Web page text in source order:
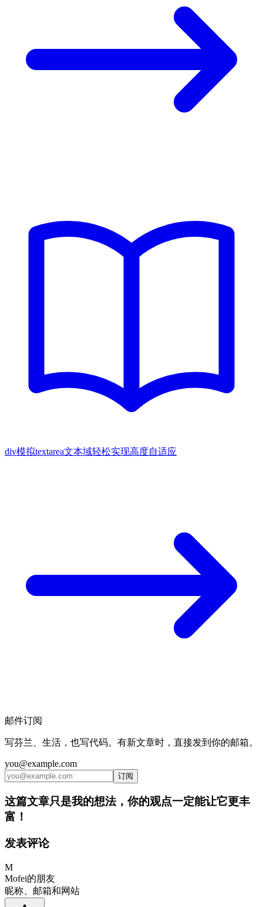
div模拟textarea文本域轻松实现高度自适应
邮件订阅
写芬兰、生活，也写代码。有新文章时，直接发到你的邮箱。
you@example.com
订阅
这篇文章只是我的想法，你的观点一定能让它更丰
富！
发表评论
M
Mofei的朋友
昵称、邮箱和网站